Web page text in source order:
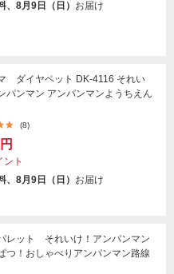
、8月9日（日） お届け
ダイヤペット DK-4116 それい
パンマン アンパンマンようちえん
(8)
ント
、8月9日（日） お届け
レット それいけ！アンパンマン
つ！おしゃべりアンパンマン路線